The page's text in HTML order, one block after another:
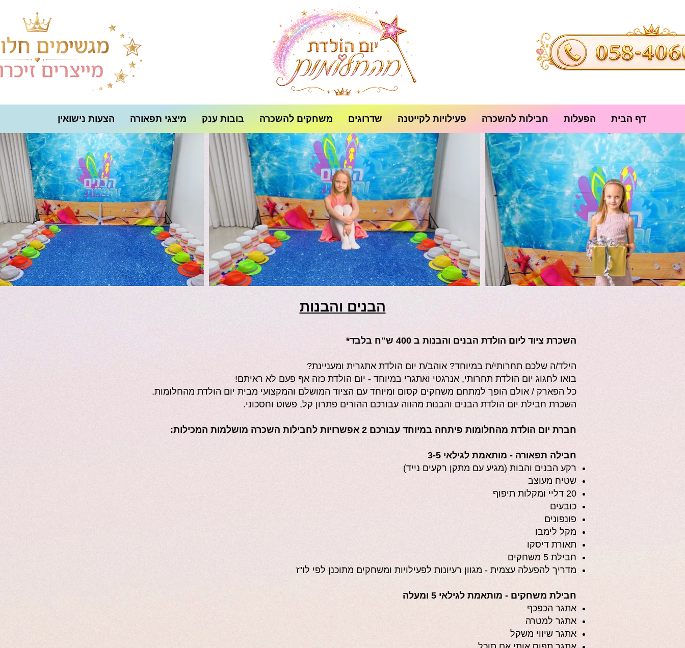
דף הבית הפעלות חבילות להשכרה פעילויות לקייטנה שדרוגים משחקים להשכרה בובות ענק מיצגי תפאורה הצעות נישואין
הבנים והבנות
השכרת ציוד ליום הולדת הבנים והבנות ב 400 ש"ח בלבד*
הילד/ה שלכם תחרותי/ת במיוחד? אוהב/ת יום הולדת אתגרית ומעניינת?
בואו לחגוג יום הולדת תחרותי, אנרגטי ואתגרי במיוחד - יום הולדת כזה אף פעם לא ראיתם!
כל הפארק / אולם הופך למתחם משחקים קסום ומיוחד עם הציוד המושלם והמקצועי מבית יום הולדת מהחלומות.
השכרת חבילת יום הולדת הבנים והבנות מהווה עבורכם ההורים פתרון קל, פשוט וחסכוני.
חברת יום הולדת מהחלומות פיתחה במיוחד עבורכם 2 אפשרויות לחבילות השכרה מושלמות המכילות:
חבילה תפאורה - מותאמת לגילאי 3-5
רקע הבנים והבות (מגיע עם מתקן רקעים נייד)
שטיח מעוצב
20 דליי ומקלות תיפוף
כובעים
פונפונים
מקל לימבו
תאורת דיסקו
חבילת 5 משחקים
מדריך להפעלה עצמית - מגוון רעיונות לפעילויות ומשחקים מתוכנן לפי לו"ז
חבילת משחקים - מותאמת לגילאי 5 ומעלה
אתגר הכפכף
אתגר למטרה
אתגר שיווי משקל